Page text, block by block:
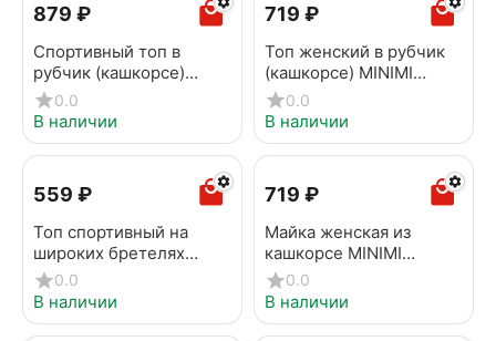
‍879‍ ₽
Cпортивный топ в
рубчик (кашкорсе)
MINIMI 1241AS Fresh
Avorio
0.0
В наличии
‍719‍ ₽
Топ женский в рубчик
(кашкорсе) MINIMI
1141AS Fresh Avorio
0.0
В наличии
‍559‍ ₽
Топ спортивный на
широких бретелях
OMSA OmS142 Nero
0.0
В наличии
‍719‍ ₽
Майка женская из
кашкорсе MINIMI
1321_01CE Nero
0.0
В наличии